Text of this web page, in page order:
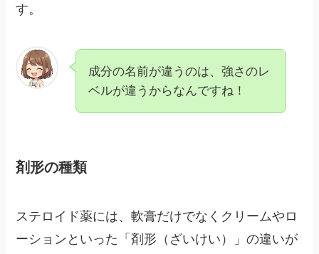
す。
成分の名前が違うのは、強さのレ
ベルが違うからなんですね！
剤形の種類
ステロイド薬には、軟膏だけでなくクリームやロ
ーションといった「剤形（ざいけい）」の違いが